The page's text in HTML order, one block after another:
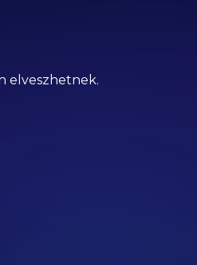
elveszhetnek.